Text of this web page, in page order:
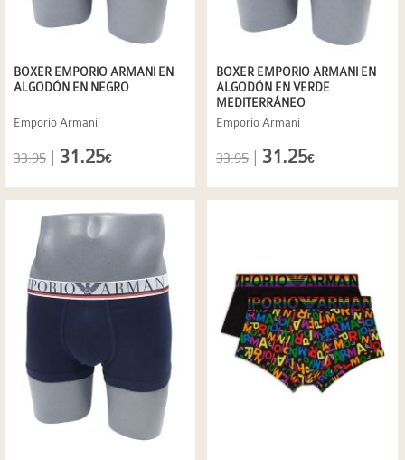
BOXER EMPORIO ARMANI EN
ALGODÓN EN NEGRO
Emporio Armani
33.95 31.25€
BOXER EMPORIO ARMANI EN
ALGODÓN EN VERDE
MEDITERRÁNEO
Emporio Armani
33.95 31.25€